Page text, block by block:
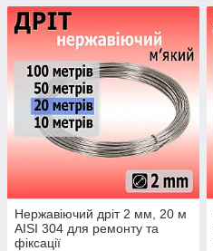
Нержавіючий дріт 2 мм, 20 м
AISI 304 для ремонту та
фіксації